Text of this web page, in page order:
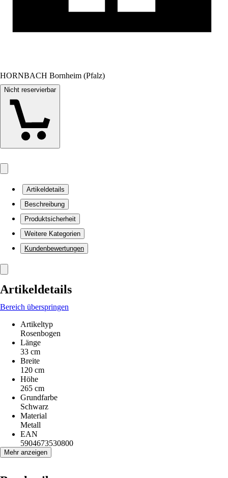
HORNBACH Bornheim (Pfalz)
Nicht reservierbar
Artikeldetails
Beschreibung
Produktsicherheit
Weitere Kategorien
Kundenbewertungen
Artikeldetails
Bereich überspringen
Artikeltyp
Rosenbogen
Länge
33 cm
Breite
120 cm
Höhe
265 cm
Grundfarbe
Schwarz
Material
Metall
EAN
5904673530800
Mehr anzeigen